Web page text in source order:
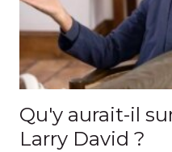
Qu'y aurait-il
Larry David ?